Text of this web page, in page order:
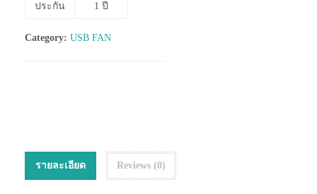
ประกัน
1 ปี
Category: USB FAN
รายละเอียด Reviews (0)